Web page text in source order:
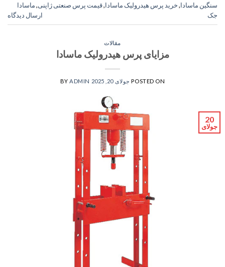
سنگین ماسادا,خرید پرس هیدرولیک ماسادا,قیمت پرس صنعتی ژاپنی,ماسادا
جک
ارسال دیدگاه
مقالات
مزایای پرس هیدرولیک ماسادا
POSTED ON جولای 20, 2025 BYADMIN
20
جولای